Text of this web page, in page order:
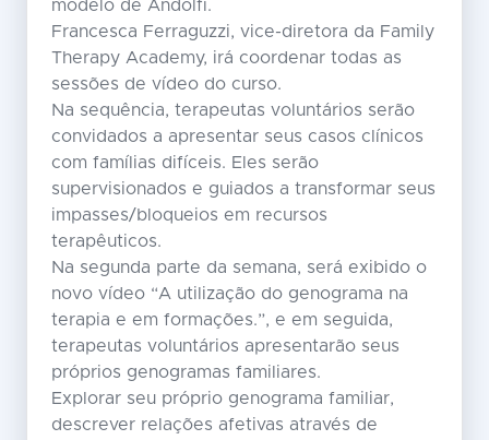
modelo de Andolfi.
Francesca Ferraguzzi, vice-diretora da Family
Therapy Academy, irá coordenar todas as
sessões de vídeo do curso.
Na sequência, terapeutas voluntários serão
convidados a apresentar seus casos clínicos
com famílias difíceis. Eles serão
supervisionados e guiados a transformar seus
impasses/bloqueios em recursos
terapêuticos.
Na segunda parte da semana, será exibido o
novo vídeo “A utilização do genograma na
terapia e em formações.”, e em seguida,
terapeutas voluntários apresentarão seus
próprios genogramas familiares.
Explorar seu próprio genograma familiar,
descrever relações afetivas através de